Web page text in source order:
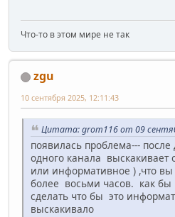
Что-то в этом мире не так
zgu
10 сентября 2025, 12:11:43
Цитата: grom116 от 09
появилась проблема--- после
одного канала выскакивает
или информативное ) ,что
более восьми часов. как
сделать что бы это
выскакивало